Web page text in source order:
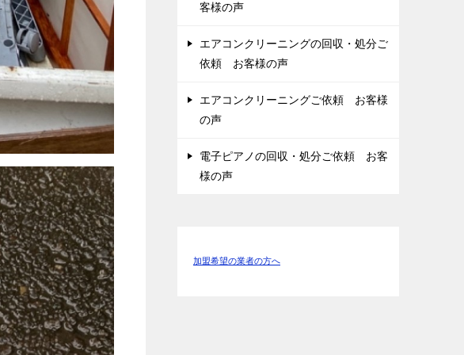
客様の声
エアコンクリーニングの回収・処分ご
依頼 お客様の声
エアコンクリーニングご依頼 お客様
の声
電子ピアノの回収・処分ご依頼 お客
様の声
加盟希望の業者の方へ